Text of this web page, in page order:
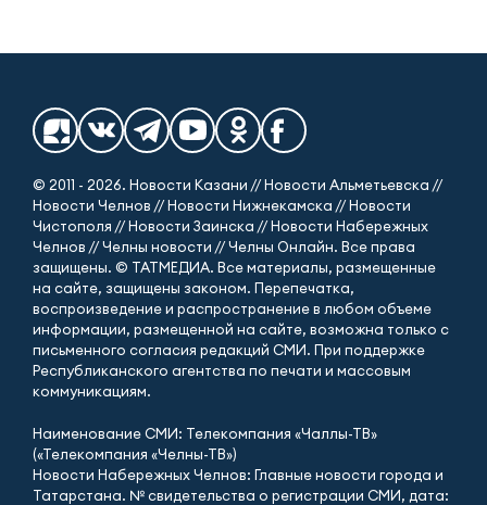
© 2011 - 2026. Новости Казани // Новости Альметьевска //
Новости Челнов // Новости Нижнекамска // Новости
Чистополя // Новости Заинска // Новости Набережных
Челнов // Челны новости // Челны Онлайн. Все права
защищены. © ТАТМЕДИА. Все материалы, размещенные
на сайте, защищены законом. Перепечатка,
воспроизведение и распространение в любом объеме
информации, размещенной на сайте, возможна только с
письменного согласия редакций СМИ. При поддержке
Республиканского агентства по печати и массовым
коммуникациям.
Наименование СМИ: Телекомпания «Чаллы-ТВ»
(«Телекомпания «Челны-ТВ»)
Новости Набережных Челнов: Главные новости города и
Татарстана. № свидетельства о регистрации СМИ, дата: